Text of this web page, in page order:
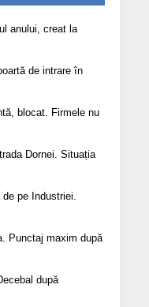
anului, creat la
de intrare în
blocat. Firmele nu
Dornei. Situația
pe Industriei.
Punctaj maxim după
după